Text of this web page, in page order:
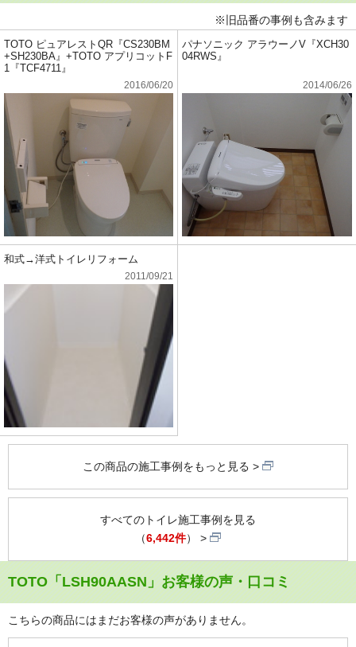
※旧品番の事例も含みます
TOTO ピュアレストQR『CS230BM
+SH230BA』+TOTO アプリコットF
1『TCF4711』
2016/06/20
パナソニック アラウーノV『XCH30
04RWS』
2014/06/26
和式→洋式トイレリフォーム
2011/09/21
この商品の施工事例をもっと見る
すべてのトイレ施工事例を見る
（6,442件）
TOTO「LSH90AASN」お客様の声・口コミ
こちらの商品にはまだお客様の声がありません。